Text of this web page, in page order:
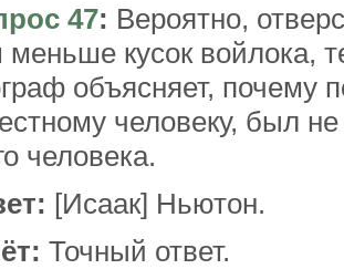
47: Вероятно,
меньше кусок войлока,
объясняет, почему
человеку, был
человека.
[Исаак] Ньютон.
Точный ответ.